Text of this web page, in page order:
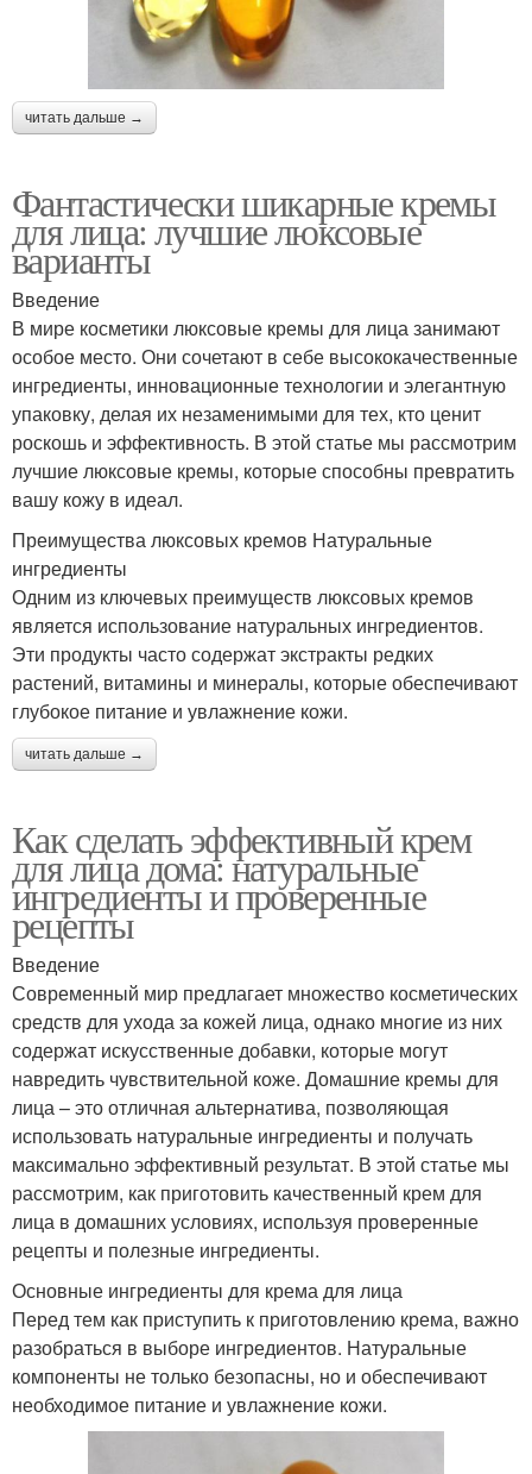
читать дальше →
Фантастически шикарные кремы
для лица: лучшие люксовые
варианты
Введение
В мире косметики люксовые кремы для лица занимают
особое место. Они сочетают в себе высококачественные
ингредиенты, инновационные технологии и элегантную
упаковку, делая их незаменимыми для тех, кто ценит
роскошь и эффективность. В этой статье мы рассмотрим
лучшие люксовые кремы, которые способны превратить
вашу кожу в идеал.
Преимущества люксовых кремов Натуральные
ингредиенты
Одним из ключевых преимуществ люксовых кремов
является использование натуральных ингредиентов.
Эти продукты часто содержат экстракты редких
растений, витамины и минералы, которые обеспечивают
глубокое питание и увлажнение кожи.
читать дальше →
Как сделать эффективный крем
для лица дома: натуральные
ингредиенты и проверенные
рецепты
Введение
Современный мир предлагает множество косметических
средств для ухода за кожей лица, однако многие из них
содержат искусственные добавки, которые могут
навредить чувствительной коже. Домашние кремы для
лица – это отличная альтернатива, позволяющая
использовать натуральные ингредиенты и получать
максимально эффективный результат. В этой статье мы
рассмотрим, как приготовить качественный крем для
лица в домашних условиях, используя проверенные
рецепты и полезные ингредиенты.
Основные ингредиенты для крема для лица
Перед тем как приступить к приготовлению крема, важно
разобраться в выборе ингредиентов. Натуральные
компоненты не только безопасны, но и обеспечивают
необходимое питание и увлажнение кожи.